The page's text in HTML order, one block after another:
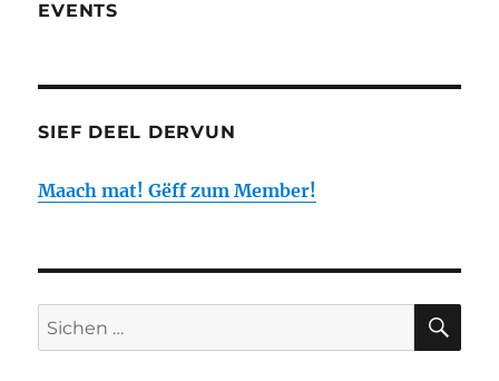
EVENTS
SIEF DEEL DERVUN
Maach mat! Gëff zum Member!
Sichen
no: